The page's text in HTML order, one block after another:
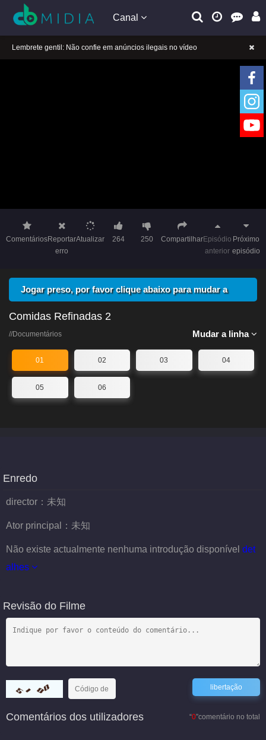
Canal
A tocar：Comidas Refinadas 2-01
ComentáriosReportar
erro
Atualizar 264 250 CompartilharEpisódio
anterior
Próximo
episódio
Jogar preso, por favor clique abaixo para mudar a
linha
Comidas Refinadas 2
Mudar a linha
//Documentários
01 02 03 04
05 06
Enredo
director： 未知
Ator principal： 未知
Não existe actualmente nenhuma introdução disponível det
alhes
Revisão do Filme
“0”comentário no total
Comentários dos utilizadores